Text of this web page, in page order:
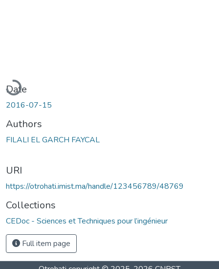
Date
2016-07-15
Authors
FILALI EL GARCH FAYCAL
URI
https://otrohati.imist.ma/handle/123456789/48769
Collections
CEDoc - Sciences et Techniques pour l’ingénieur
Full item page